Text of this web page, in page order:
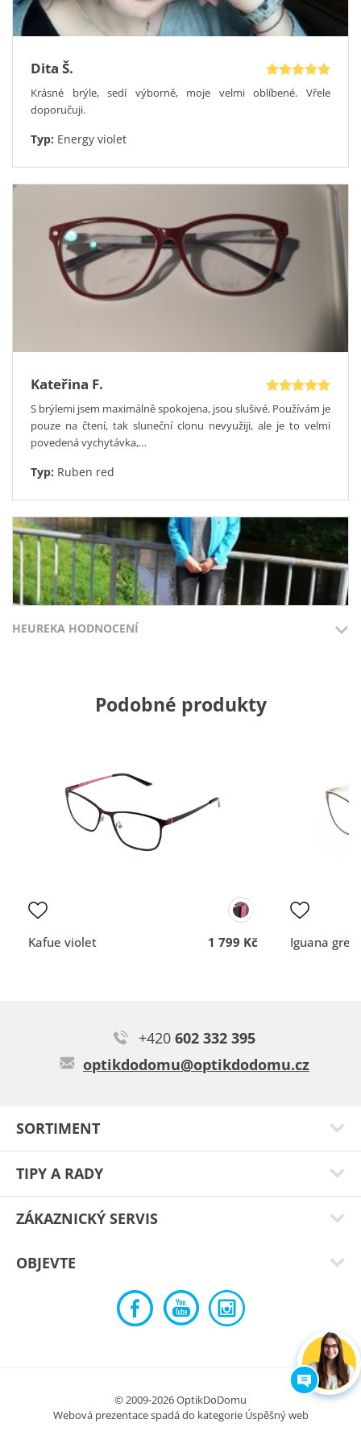
nezávazné návštěvy Optického poradce u vás doma.
Podle individuální potřeby korekce vám do vybraného modelu
budete mít své nové kompletní dioptrické brýle doma v
elegantním pevném pouzdře. Už víte, jakou slevu si u nás
objednáte?
Dita Š.
Krásné brýle, sedí výborně, moje velmi oblíbené. Vřele
doporučuji.
Typ: Energy violet
Kateřina F.
S brýlemi jsem maximálně spokojena, jsou slušivé. Používám je
pouze na čtení, tak sluneční clonu nevyužiji, ale je to velmi
povedená vychytávka,…
Typ: Ruben red
Krásné brýle, rozzáří obličej.
Thrymr purple
HEUREKA HODNOCENÍ
Přidáno 3.8.2026
DOPORUČUJE OBCHOD DOPORUČUJE
Kvalita
komunikace
Podobné produkty
Kafue violet 1 799 Kč Iguana grey
SORTIMENT
TIPY A RADY
ZÁKAZNICKÝ SERVIS
OBJEVTE
+420 602 332 395
optikdodomu@optikdodomu.cz
© 2009-2026 OptikDoDomu
Webová prezentace spadá do kategorie Úspěšný web